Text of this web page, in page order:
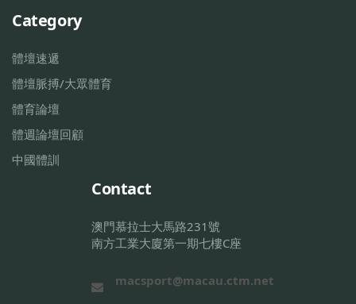
Category
體壇速遞
體壇脈搏/大眾體育
體育論壇
體週論壇回顧
中國體訓
Contact
澳門慕拉士大馬路231號
南方工業大廈第一期七樓C座
macsport@macau.ctm.net